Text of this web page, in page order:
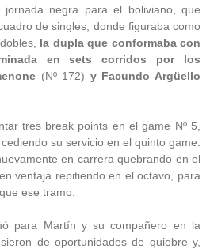
negra para el boliviano, que
de singles, donde figuraba como
la dupla que conformaba con
en sets corridos por los
(Nº 172) y Facundo Argüello
tres break points en el game Nº 5,
su servicio en el quinto game.
en carrera quebrando en el
ventaja repitiendo en el octavo, para
ese tramo.
para Martín y su compañero en la
de oportunidades de quiebre y,